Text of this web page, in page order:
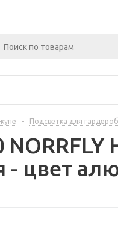
- Подсветка для
- цвет